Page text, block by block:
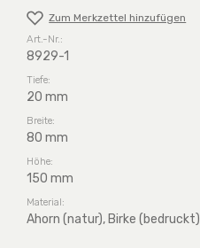
Zum Merkzettel hinzufügen
Art.-Nr.:
8929-1
Tiefe:
20 mm
Breite:
80 mm
Höhe:
150 mm
Material:
Ahorn (natur), Birke (bedruckt)